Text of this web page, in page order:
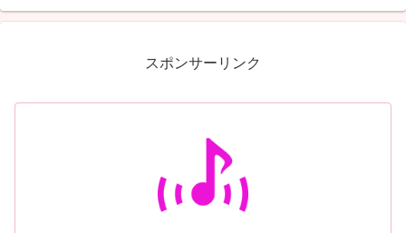
ァスト、そして最もユーモラ
年の時を超えて蘇った
スポンサーリンク